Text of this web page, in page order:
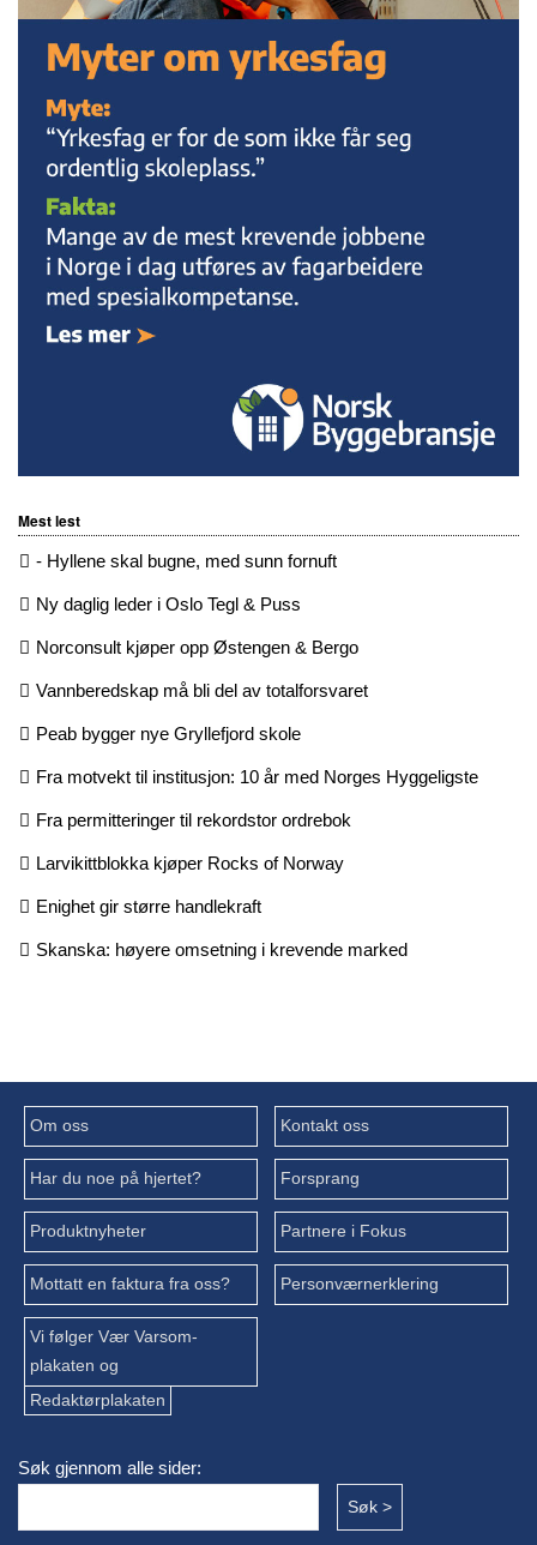
Mest lest
- Hyllene skal bugne, med sunn fornuft
Ny daglig leder i Oslo Tegl & Puss
Norconsult kjøper opp Østengen & Bergo
Vannberedskap må bli del av totalforsvaret
Peab bygger nye Gryllefjord skole
Fra motvekt til institusjon: 10 år med Norges Hyggeligste
Fra permitteringer til rekordstor ordrebok
Larvikittblokka kjøper Rocks of Norway
Enighet gir større handlekraft
Skanska: høyere omsetning i krevende marked
Om oss Kontakt oss
Har du noe på hjertet? Forsprang
Produktnyheter Partnere i Fokus
Mottatt en faktura fra oss? Personværnerklering
Vi følger Vær Varsom-
plakaten og
Redaktørplakaten
Søk gjennom alle sider: